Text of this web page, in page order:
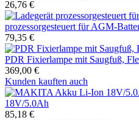
26,76 €
prozessorgesteuert für AGM-
79,35 €
PDR Fixierlampe mit Saugfuß,
369,00 €
Kunden kauften auch
18V/5.0Ah
85,18 €